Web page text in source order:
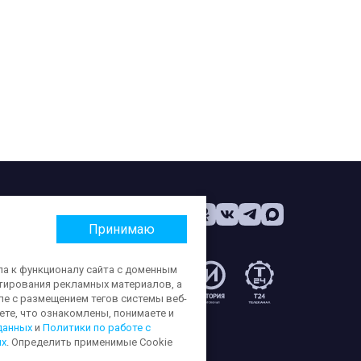
данных
Принимаю
к функционалу сайта с доменным
рекламных материалов, а
с размещением тегов системы веб-
что ознакомлены, понимаете и
и Политики по работе с
. Определить применимые Cookie